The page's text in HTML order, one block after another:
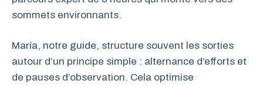
sommets environnants.
María, notre guide, structure souvent les sorties
autour d’un principe simple : alternance d’efforts et
de pauses d’observation. Cela optimise